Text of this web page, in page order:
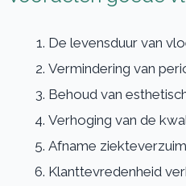
De levensduur van
Vermindering van
Behoud van
Verhoging van de
Afname ziekteverzuim
Klanttevredenheid